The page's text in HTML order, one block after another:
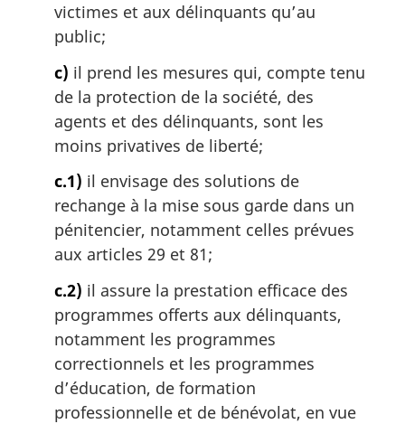
victimes et aux délinquants qu’au
public;
c) il prend les mesures qui, compte tenu
de la protection de la société, des
agents et des délinquants, sont les
moins privatives de liberté;
c.1) il envisage des solutions de
rechange à la mise sous garde dans un
pénitencier, notamment celles prévues
aux articles 29 et 81;
c.2) il assure la prestation efficace des
programmes offerts aux délinquants,
notamment les programmes
correctionnels et les programmes
d’éducation, de formation
professionnelle et de bénévolat, en vue